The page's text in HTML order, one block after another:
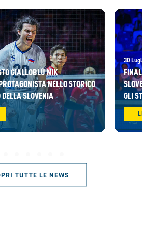
GIALLOBLÙ NIK
NELLO STORICO
DELLA SLOVENIA
30
GLI
TUTTE LE NEWS